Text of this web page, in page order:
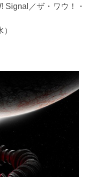
Signal／ザ・ワウ！・